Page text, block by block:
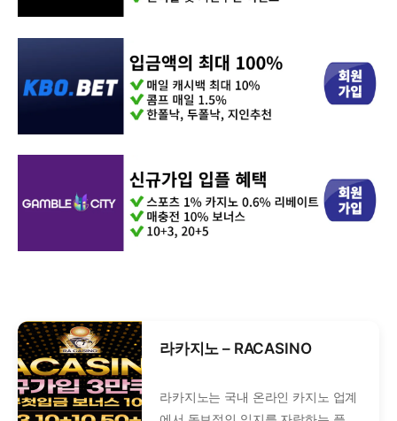
라카지노 – RACASINO
라카지노는 국내 온라인 카지노 업계